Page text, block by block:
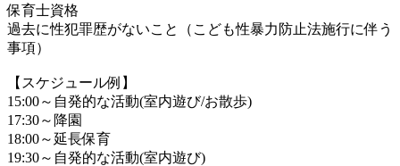
保育士資格
過去に性犯罪歴がないこと（こども性暴力防止法施行に伴う
事項）
【スケジュール例】
15:00～自発的な活動(室内遊び/お散歩)
17:30～降園
18:00～延長保育
19:30～自発的な活動(室内遊び)